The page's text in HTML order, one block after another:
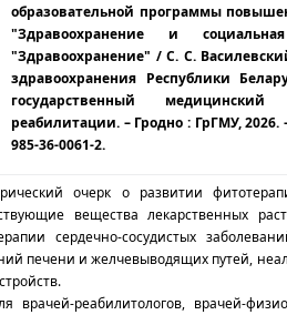
образовательной программы
"Здравоохранение и
"Здравоохранение" / С. С.
здравоохранения Республики
государственный
реабилитации. – Гродно : ГрГМУ, 2026.
985-36-0061-2.
очерк о развитии
вещества лекарственных
сердечно-сосудистых
печени и желчевыводящих путей,
врачей-реабилитологов, врачей-